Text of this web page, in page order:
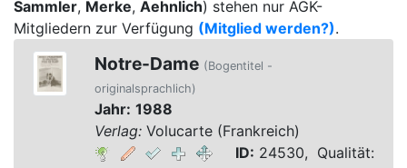
Sammler, Merke, Aehnlich) stehen nur AGK-
Mitgliedern zur Verfügung (Mitglied werden?).
Notre-Dame (Bogentitel -
originalsprachlich)
Jahr: 1988
Verlag:Volucarte (Frankreich)
ID: 24530, Qualität: